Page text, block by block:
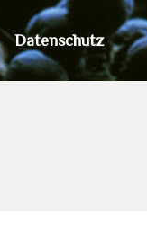
Datenschutz